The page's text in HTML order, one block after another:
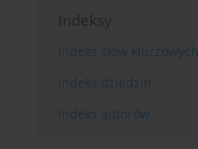
Indeksy
Indeks słów kluczowych
Indeks dziedzin
Indeks autorów